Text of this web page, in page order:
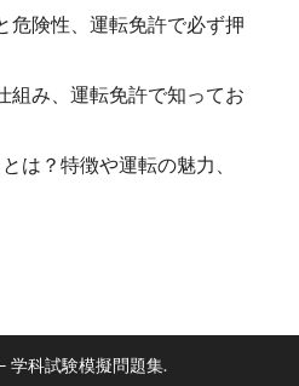
危険性、運転免許で必ず押
組み、運転免許で知ってお
は？特徴や運転の魅力、
学科試験模擬問題集.